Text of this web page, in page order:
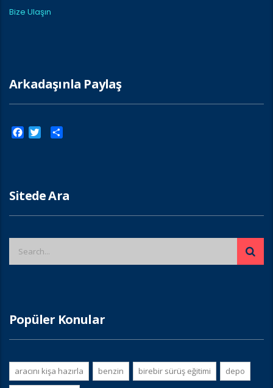
Bize Ulaşın
Arkadaşınla Paylaş
Facebook
Twitter
Sitede Ara
Popüler Konular
aracını kişa hazırla benzin birebir sürüş eğitimi depo